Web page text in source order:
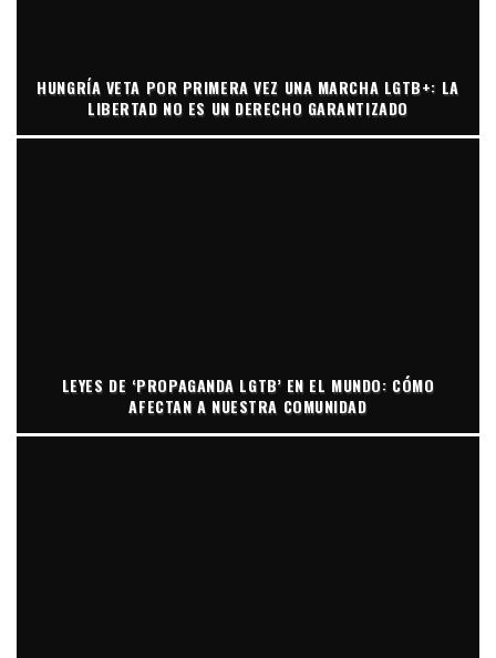
HUNGRÍA VETA POR PRIMERA VEZ UNA MARCHA LGTB+: LA
LIBERTAD NO ES UN DERECHO GARANTIZADO
LEYES DE ‘PROPAGANDA LGTB’ EN EL MUNDO: CÓMO
AFECTAN A NUESTRA COMUNIDAD